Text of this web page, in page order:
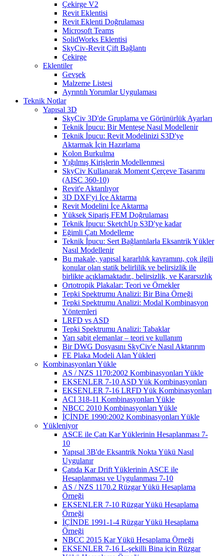
Çekirge V2
Revit Eklentisi
Revit Eklenti Doğrulaması
Microsoft Teams
SolidWorks Eklentisi
SkyCiv-Revit Çift Bağlantı
Çekirge
Eklentiler
Gevşek
Malzeme Listesi
Ayrıntılı Yorumlar Uygulaması
Teknik Notlar
Yapısal 3D
SkyCiv 3D'de Gruplama ve Görünürlük Ayarları
Teknik İpucu: Bir Menteşe Nasıl Modellenir
Teknik İpucu: Revit Modelinizi S3D'ye
Aktarmak İçin Hazırlama
Kolon Burkulma
Yığılmış Kirişlerin Modellenmesi
SkyCiv Kullanarak Moment Çerçeve Tasarımı
(AISC 360-10)
Revit'e Aktarılıyor
3D DXF'yi İçe Aktarma
Revit Modelini İçe Aktarma
Yüksek Sipariş FEM Doğrulaması
Teknik İpucu: SketchUp S3D'ye kadar
Eğimli Çatı Modelleme
Teknik İpucu: Sert Bağlantılarla Eksantrik Yükler
Nasıl Modellenir
Bu makale, yapısal kararlılık kavramını, çok ilgili
konular olan statik belirlilik ve belirsizlik ile
birlikte açıklamaktadır., belirsizlik, ve Kararsızlık
Ortotropik Plakalar: Teori ve Örnekler
Tepki Spektrumu Analizi: Bir Bina Örneği
Tepki Spektrumu Analizi: Modal Kombinasyon
Yöntemleri
LRFD vs ASD
Tepki Spektrumu Analizi: Tabaklar
Yarı sabit elemanlar – teori ve kullanım
Bir DWG Dosyasını SkyCiv'e Nasıl Aktarırım
FE Plaka Modeli Alan Yükleri
Kombinasyonları Yükle
AS / NZS 1170:2002 Kombinasyonları Yükle
EKSENLER 7-10 ASD Yük Kombinasyonları
EKSENLER 7-16 LRFD Yük Kombinasyonları
ACI 318-11 Kombinasyonları Yükle
NBCC 2010 Kombinasyonları Yükle
İÇİNDE 1990:2002 Kombinasyonları Yükle
Yükleniyor
ASCE ile Çatı Kar Yüklerinin Hesaplanması 7-
10
Yapısal 3B'de Eksantrik Nokta Yükü Nasıl
Uygulanır
Çatıda Kar Drift Yüklerinin ASCE ile
Hesaplanması ve Uygulanması 7-10
AS / NZS 1170.2 Rüzgar Yükü Hesaplama
Örneği
EKSENLER 7-10 Rüzgar Yükü Hesaplama
Örneği
İÇİNDE 1991-1-4 Rüzgar Yükü Hesaplama
Örneği
NBCC 2015 Kar Yükü Hesaplama Örneği
EKSENLER 7-16 L-şekilli Bina için Rüzgar